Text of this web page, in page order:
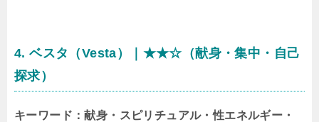
4. ベスタ（Vesta）｜★★☆（献身・集中・自己
探求）
キーワード：献身・スピリチュアル・性エネルギー・